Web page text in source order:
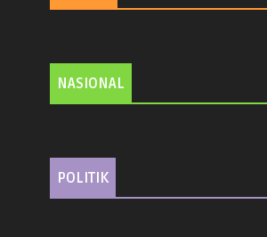
NASIONAL
POLITIK